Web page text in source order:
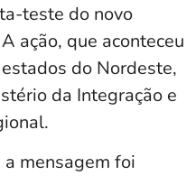
teste do novo
ação, que aconteceu
do Nordeste,
da Integração e
mensagem foi